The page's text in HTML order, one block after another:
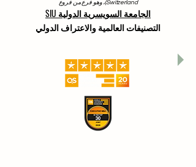
Switzerland)، وهو فرع من فروع
الجامعة السويسرية الدولية SIU
التصنيفات العالمية والاعتراف الدولي